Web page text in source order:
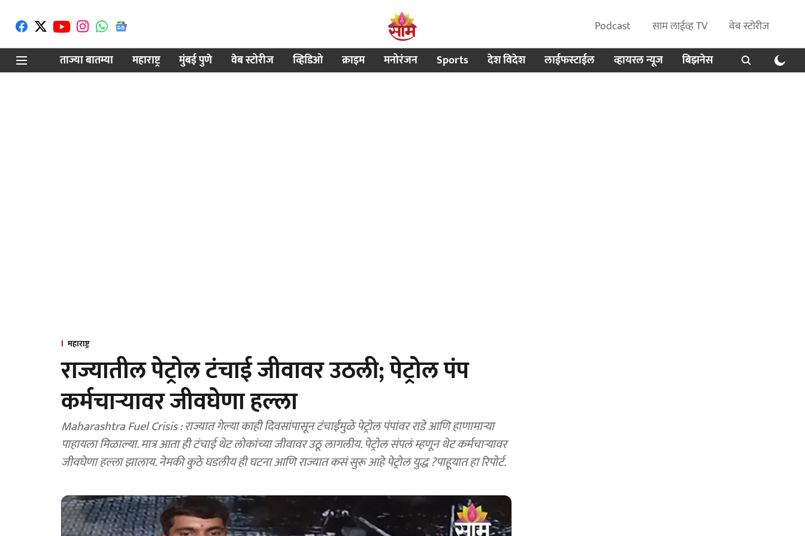
Podcast साम लाईव्ह TV
वेब स्टोरीज
ताज्या बातम्या
महाराष्ट्र मुंबई पुणे वेब स्टोरीज व्हिडिओ क्राइम मनोरंजन Sports देश विदेश लाईफस्टाईल व्हायरल न्यूज बिझनेस
महाराष्ट्र
राज्यातील पेट्रोल टंचाई जीवावर उठली; पेट्रोल पंप
कर्मचाऱ्यावर जीवघेणा हल्ला
Maharashtra Fuel Crisis : राज्यात गेल्या काही दिवसांपासून टंचाईमुळे पेट्रोल पंपांवर राडे आणि हाणामाऱ्या
पाहायला मिळाल्या. मात्र आता ही टंचाई थेट लोकांच्या जीवावर उठू लागलीय. पेट्रोल संपलं म्हणून थेट कर्मचाऱ्यावर
जीवघेणा हल्ला झालाय. नेमकी कुठे घडलीय ही घटना आणि राज्यात कसं सुरू आहे पेट्रोल युद्ध ?पाहूयात हा रिपोर्ट.